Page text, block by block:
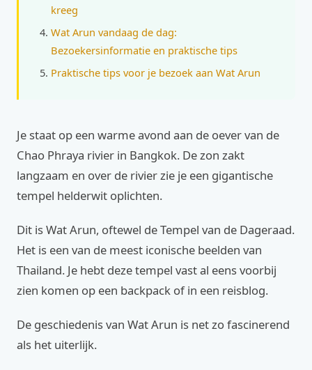
kreeg
Wat Arun vandaag de dag:
Bezoekersinformatie en praktische tips
Praktische tips voor je bezoek aan Wat Arun
Je staat op een warme avond aan de oever van de
Chao Phraya rivier in Bangkok. De zon zakt
langzaam en over de rivier zie je een gigantische
tempel helderwit oplichten.
Dit is Wat Arun, oftewel de Tempel van de Dageraad.
Het is een van de meest iconische beelden van
Thailand. Je hebt deze tempel vast al eens voorbij
zien komen op een backpack of in een reisblog.
De geschiedenis van Wat Arun is net zo fascinerend
als het uiterlijk.